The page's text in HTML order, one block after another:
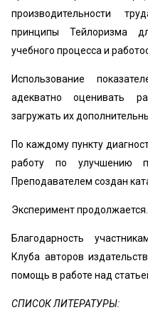
производительности
принципы Тейлоризма
учебного процесса и
Использование
адекватно оценивать
загружать их
По каждому пункту
работу по улучшению
Преподавателем создан
Эксперимент продолжается.
Благодарность
Клуба авторов
помощь в работе над
СПИСОК ЛИТЕРАТУРЫ: